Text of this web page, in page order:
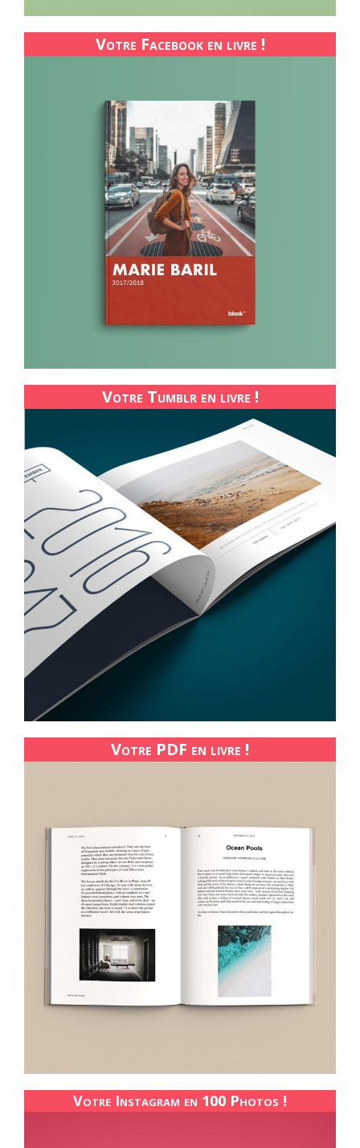
Votre Facebook en livre !
Votre Tumblr en livre !
Votre PDF en livre !
Votre Instagram en 100 Photos !